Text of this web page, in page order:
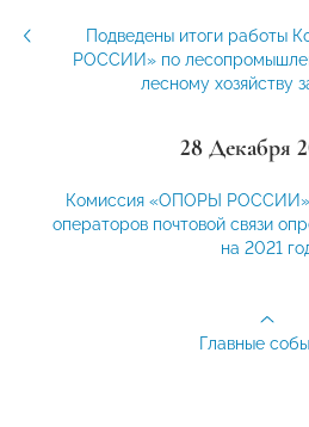
Подведены итоги работы
РОССИИ» по
лесному хозяйству
28 Декабря
Комиссия «ОПОРЫ РОССИИ»
операторов почтовой связи
на 2021
Главные